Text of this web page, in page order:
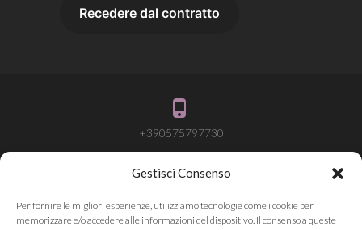
Gestisci Consenso
Per fornire le migliori esperienze, utilizziamo tecnologie come i cookie per
memorizzare e/o accedere alle informazioni del dispositivo. Il consenso a queste
+390575797730